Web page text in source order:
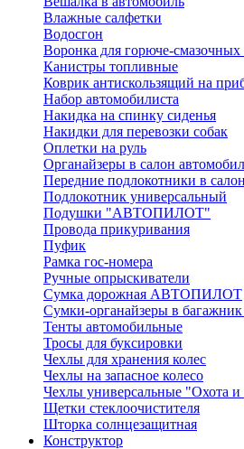
Влажные салфетки
Водосгон
Воронка для горюче-смазочных
Канистры топливные
Коврик антискользящий на
Набор автомобилиста
Накидка на спинку сиденья
Накидки для перевозки собак
Оплетки на руль
Органайзеры в салон
Передние подлокотники в
Подлокотник универсальный
Подушки "АВТОПИЛОТ"
Провода прикуривания
Пуфик
Рамка гос-номера
Ручные опрыскиватели
Сумка дорожная АВТОПИЛОТ
Сумки-органайзеры в
Тенты автомобильные
Тросы для буксировки
Чехлы для хранения колес
Чехлы на запасное колесо
Чехлы универсальные "Охота и
Щетки стеклоочистителя
Шторка солнцезащитная
Конструктор